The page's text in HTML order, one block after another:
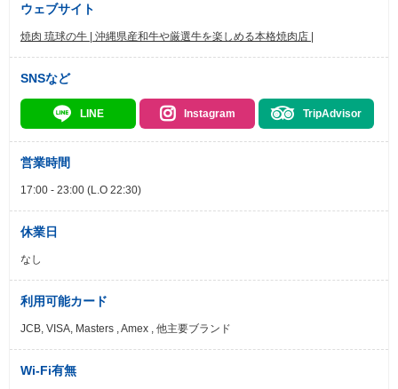
ウェブサイト
焼肉 琉球の牛 | 沖縄県産和牛や厳選牛を楽しめる本格焼肉店 |
SNSなど
LINE Instagram TripAdvisor
営業時間
17:00 - 23:00 (L.O 22:30)
休業日
なし
利用可能カード
JCB, VISA, Masters , Amex , 他主要ブランド
Wi-Fi有無